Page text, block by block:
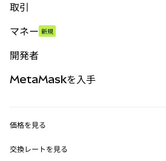
取引
パーペチュアル
RWA
マネー 新規
開発者
MetaMask Connect
MetaMaskを入手
価格を見る
イーサリアムの価格
交換レートを見る